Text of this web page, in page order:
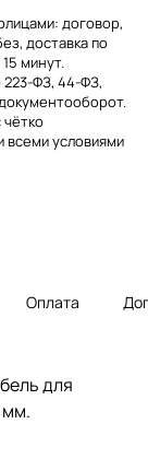
договор,
доставка по
минут.
ФЗ, 44-ФЗ,
чётко
всеми условиями
Оплата
для
мм.